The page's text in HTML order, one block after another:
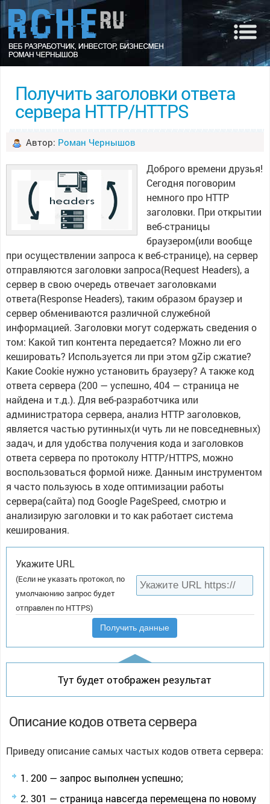
Получить заголовки ответа
сервера HTTP/HTTPS
Автор: Роман Чернышов
Доброго времени друзья!
Сегодня поговорим
немного про HTTP
заголовки. При открытии
веб-страницы
браузером(или вообще
при осуществлении запроса к веб-странице), на сервер
отправляются заголовки запроса(Request Headers), а
сервер в свою очередь отвечает заголовками
ответа(Response Headers), таким образом браузер и
сервер обмениваются различной служебной
информацией. Заголовки могут содержать сведения о
том: Какой тип контента передается? Можно ли его
кешировать? Используется ли при этом gZip сжатие?
Какие Cookie нужно установить браузеру? А также код
ответа сервера (200 — успешно, 404 — страница не
найдена и т.д.). Для веб-разработчика или
администратора сервера, анализ HTTP заголовков,
является частью рутинных(и чуть ли не повседневных)
задач, и для удобства получения кода и заголовков
ответа сервера по протоколу HTTP/HTTPS, можно
воспользоваться формой ниже. Данным инструментом
я часто пользуюсь в ходе оптимизации работы
сервера(сайта) под Google PageSpeed, смотрю и
анализирую заголовки и то как работает система
кеширования.
Укажите URL
(Если не указать протокол, по
умолчаюнию запрос будет
отправлен по HTTPS)
Получить данные
Тут будет отображен результат
Описание кодов ответа сервера
Приведу описание самых частых кодов ответа сервера:
200 — запрос выполнен успешно;
301 — страница навсегда перемещена по новому